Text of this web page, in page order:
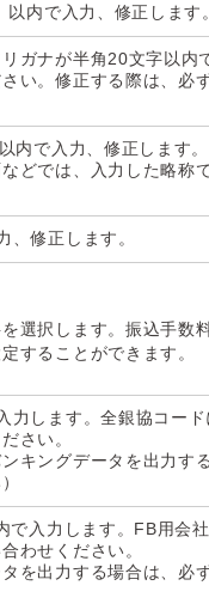
内で入力、修正します
ガナが半角20文字以内
い。修正する際は、必
内で入力、修正します。
どでは、入力した略称
修正します。
選択します。振込手数
することができます。
力します。全銀協コー
さい。
キングデータを出力す
）
で入力します。FB用会
わせください。
を出力する場合は、必